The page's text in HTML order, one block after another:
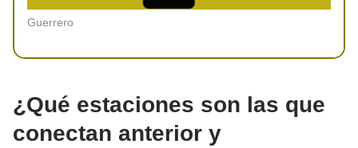
Guerrero
¿Qué estaciones son las que
conectan anterior y